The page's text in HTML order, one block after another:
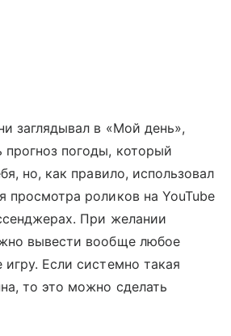
заглядывал в «Мой день»,
прогноз погоды, который
но, как правило, использовал
просмотра роликов на YouTube
При желании
вывести вообще любое
Если системно такая
то это можно сделать